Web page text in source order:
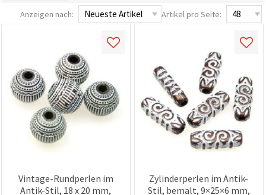
Anzeigen nach: Artikel pro Seite:
Vintage-Rundperlen im
Antik-Stil, 18 x 20 mm,
Zylinderperlen im Antik-
Stil, bemalt, 9×25×6 mm,